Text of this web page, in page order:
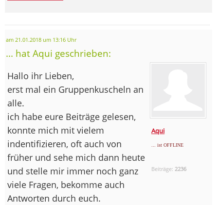
am 21.01.2018 um 13:16 Uhr
... hat Aqui geschrieben:
Aqui
... ist OFFLINE
Beiträge: 2236
Hallo ihr Lieben,
erst mal ein Gruppenkuscheln an
alle.
ich habe eure Beiträge gelesen,
konnte mich mit vielem
indentifizieren, oft auch von
früher und sehe mich dann heute
und stelle mir immer noch ganz
viele Fragen, bekomme auch
Antworten durch euch.